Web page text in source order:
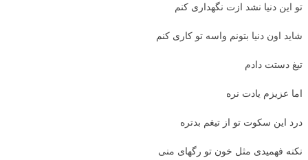
تو این دنیا نشد ازت نگهداری کنم
شاید اون دنیا بتونم واسه تو کاری کنم
تیغ دستت دادم
اما عزیزم یادت نره
درد این سکوت تو از تیغم بدتره
نکنه فهمیدی مثل خون تو رگهای منی